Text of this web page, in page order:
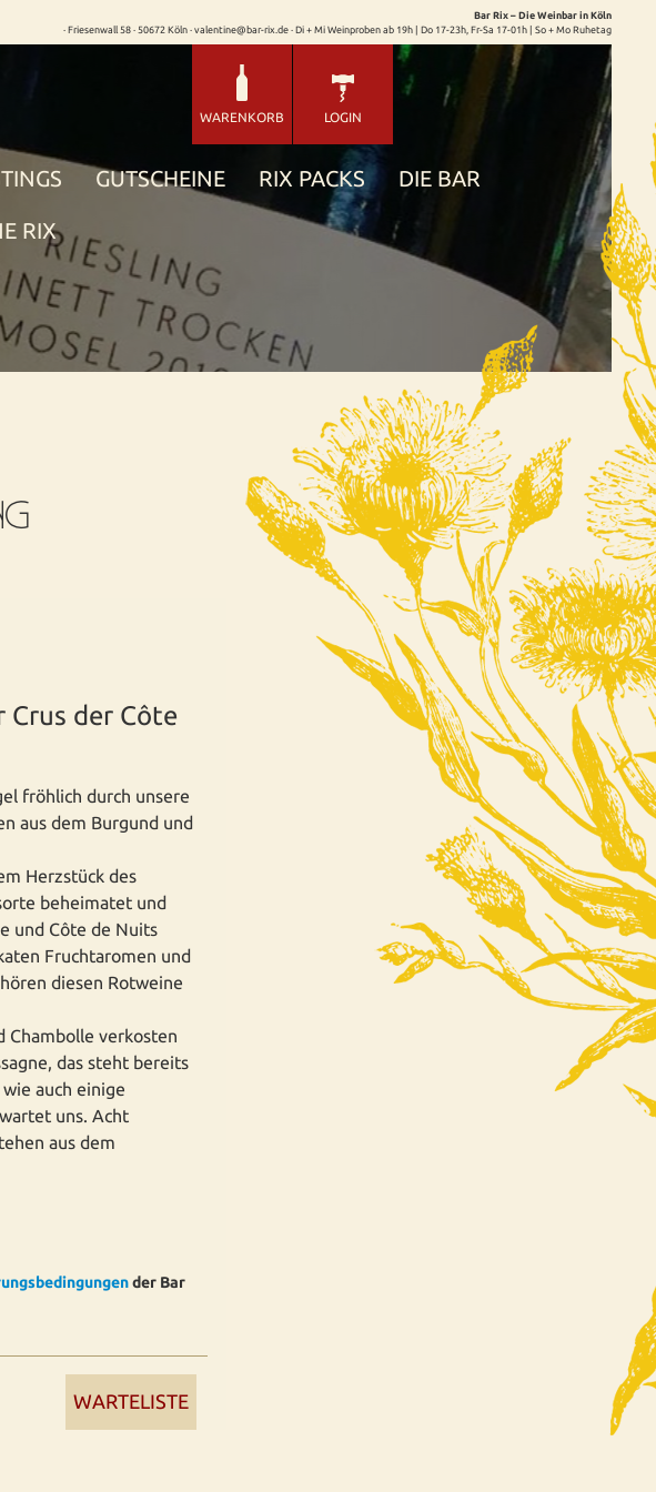
Bar Rix – Die Weinbar in Köln
· Friesenwall 58 · 50672 Köln · valentine@bar-rix.de · Di + Mi Weinproben ab 19h | Do 17-23h, Fr-Sa 17-01h | So + Mo Ruhetag
WARENKORB LOGIN
GUTSCHEINE RIX PACKS DIE BAR
RIX
der Côte
fröhlich durch unsere
aus dem Burgund und
Herzstück des
beheimatet und
und Côte de Nuits
Fruchtaromen und
diesen Rotweine
Chambolle verkosten
das steht bereits
auch einige
uns. Acht
aus dem
der Bar
WARTELISTE